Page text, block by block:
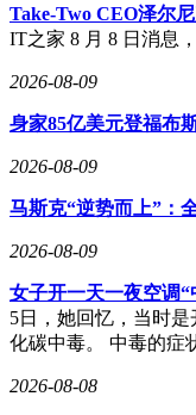
Take-Two CEO泽尔
IT之家 8 月 8 日消息
2026-08-09
身家85亿美元登福布
2026-08-09
马斯克“逆势而上”：
2026-08-09
女子开一天一夜空调
5日，她回忆，当时
化碳中毒。 中毒的
2026-08-08